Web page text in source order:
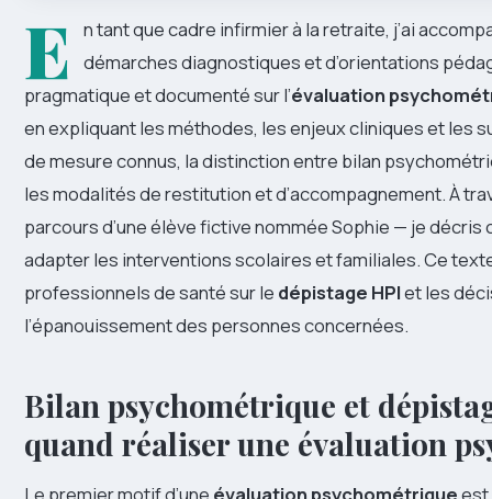
E
n tant que cadre infirmier à la retraite, j’ai
démarches diagnostiques et d’orientations
pragmatique et documenté sur l’évaluation
en expliquant les méthodes, les enjeux cliniques et les
de mesure connus, la distinction entre bilan
les modalités de restitution et d’accompagnement. À
parcours d’une élève fictive nommée Sophie — je
adapter les interventions scolaires et familiales. Ce
professionnels de santé sur le dépistage HPIet les
l’épanouissement des personnes concernées.
Bilan psychométrique et
quand réaliser une évaluation